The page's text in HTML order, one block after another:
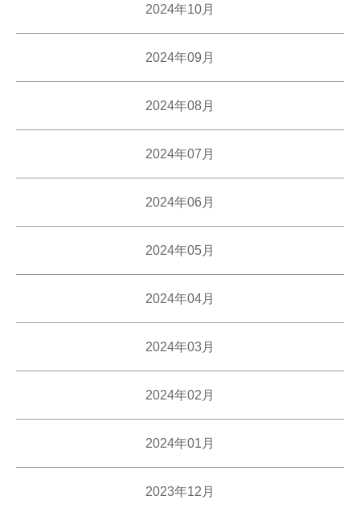
2024年10月
2024年09月
2024年08月
2024年07月
2024年06月
2024年05月
2024年04月
2024年03月
2024年02月
2024年01月
2023年12月